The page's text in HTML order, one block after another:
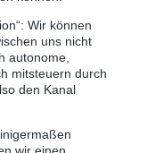
Wir können
uns nicht
autonome,
mitsteuern durch
den Kanal